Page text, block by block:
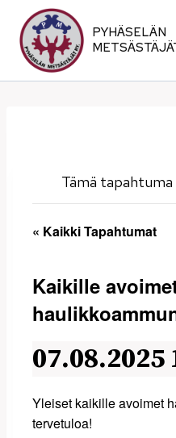
sisältöön
PYHÄSELÄN
Tämä
« Kaikki Tapahtumat
Kaikille
07.08.2025
Yleiset kaikille avoimet
tervetuloa!